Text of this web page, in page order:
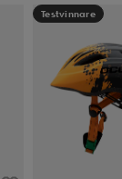
Testvinnare